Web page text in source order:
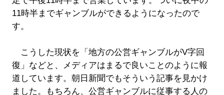
11時半までギャンブルができるようになったので
す。
こうした現状を「地方の公営ギャンブルがV字回
復」などと、メディアはまるで良いことのように報
道しています。朝日新聞でもそういう記事を見かけ
ました。もちろん、公営ギャンブルに従事する人の